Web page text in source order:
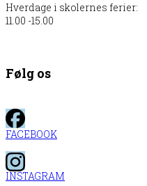
Hverdage i skolernes ferier:
11.00 -15.00
Følg os
FACEBOOK
INSTAGRAM